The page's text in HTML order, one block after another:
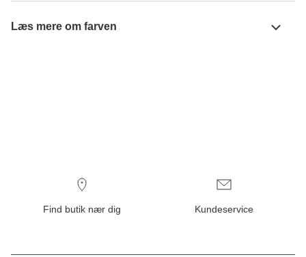
Læs mere om farven
Find butik nær dig Kundeservice